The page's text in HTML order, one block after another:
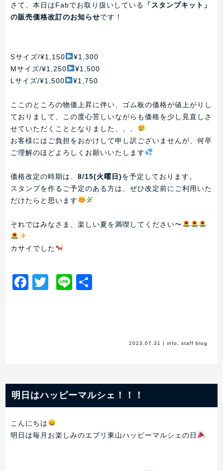
さて、本日はFabでお取り扱いしている
「スタンプキット」
の販売価格改訂のお知らせです！
Sサイズ/¥1,150
¥1,300
Mサイズ/¥1,250
¥1,500
Lサイズ/¥1,500
¥1,750
ここのところの物価上昇に伴い、ゴム板の価格が値上がりし
ておりまして、この度心苦しいながらも価格を少し見直しさ
せていただくこととなりました、、、
お客様にはご負担をおかけして申し訳ございませんが、何卒
ご理解のほどよろしくお願いいたします
価格改定の時期は、8/15(火曜日)を予定しております。
スタンプを作るご予定のある方は、ぜひ改定前にご利用いた
だけたらと思います
それではみなさま、楽しい夏を満喫してください〜
カサイでした
Facebook
Twitter
Line
2023.07.31 | info staff blog
明日はハッピーマルシェ！！！
こんにちは
明日は毎月お楽しみのエブリ東山ハッピーマルシェの日